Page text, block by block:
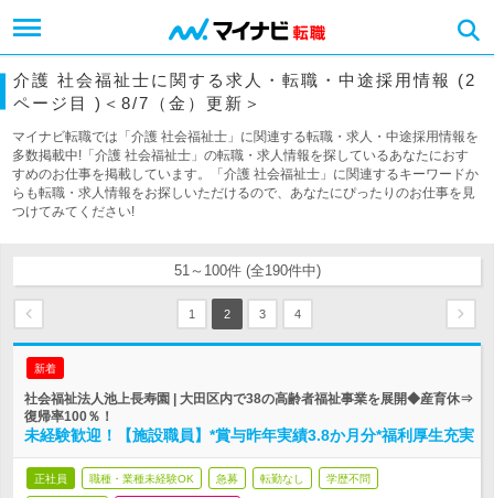
介護 社会福祉士に関する求人・転職・中途採用情報 (2
ページ目 )＜8/7（金）更新＞
マイナビ転職では「介護 社会福祉士」に関連する転職・求人・中途採用情報を
多数掲載中!「介護 社会福祉士」の転職・求人情報を探しているあなたにおす
すめのお仕事を掲載しています。「介護 社会福祉士」に関連するキーワードか
らも転職・求人情報をお探しいただけるので、あなたにぴったりのお仕事を見
つけてみてください!
51～100件 (全190件中)
1 2 3 4
新着
社会福祉法人池上長寿園 | 大田区内で38の高齢者福祉事業を展開◆産育休⇒
復帰率100％！
未経験歓迎！【施設職員】*賞与昨年実績3.8か月分*福利厚生充実
正社員 職種・業種未経験OK 急募 転勤なし 学歴不問